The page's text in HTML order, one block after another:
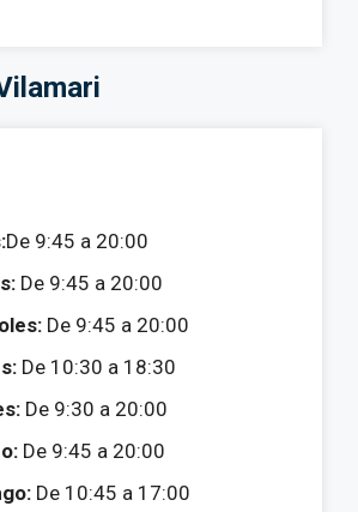
De 9:45 a 20:00
De 9:45 a 20:00
De 9:45 a 20:00
De 10:30 a 18:30
De 9:30 a 20:00
De 9:45 a 20:00
De 10:45 a 17:00